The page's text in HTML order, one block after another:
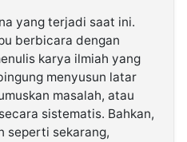
yang terjadi saat ini.
berbicara dengan
karya ilmiah yang
menyusun latar
masalah, atau
sistematis. Bahkan,
seperti sekarang,